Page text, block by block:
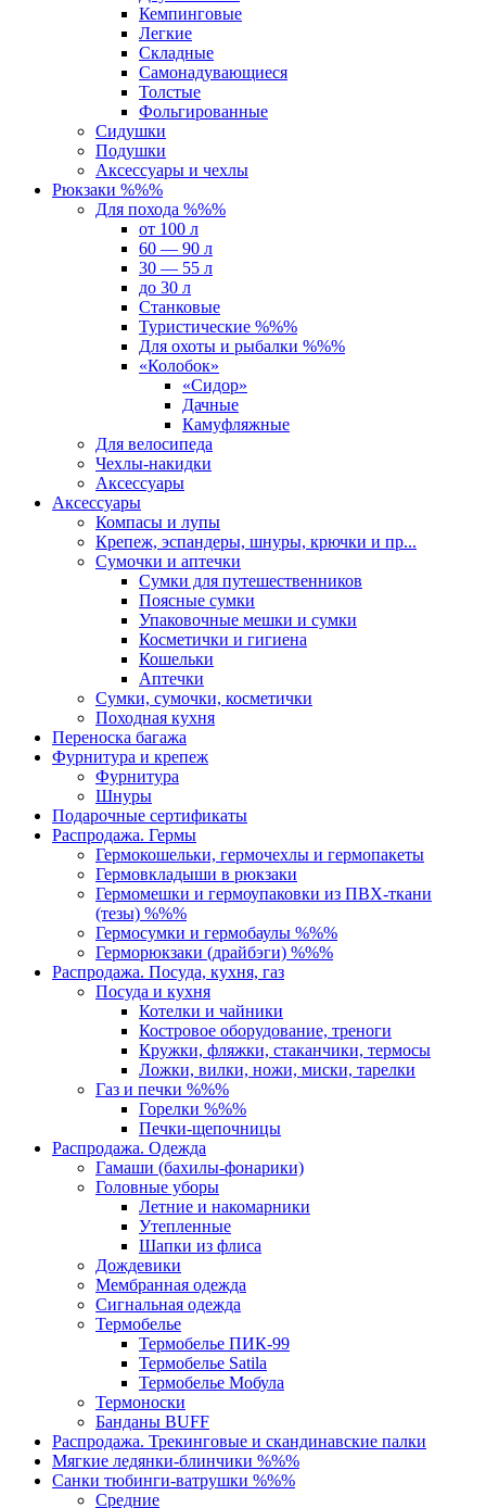
Кемпинговые
Легкие
Складные
Самонадувающиеся
Толстые
Фольгированные
Сидушки
Подушки
Аксессуары и чехлы
Рюкзаки %%%
Для похода %%%
от 100 л
60 — 90 л
30 — 55 л
до 30 л
Станковые
Туристические %%%
Для охоты и рыбалки %%%
«Колобок»
«Сидор»
Дачные
Камуфляжные
Для велосипеда
Чехлы-накидки
Аксессуары
Аксессуары
Компасы и лупы
Крепеж, эспандеры, шнуры, крючки и пр...
Сумочки и аптечки
Сумки для путешественников
Поясные сумки
Упаковочные мешки и сумки
Косметички и гигиена
Кошельки
Аптечки
Сумки, сумочки, косметички
Походная кухня
Переноска багажа
Фурнитура и крепеж
Фурнитура
Шнуры
Подарочные сертификаты
Распродажа. Гермы
Гермокошельки, гермочехлы и гермопакеты
Гермовкладыши в рюкзаки
Гермомешки и гермоупаковки из ПВХ-ткани
(тезы) %%%
Гермосумки и гермобаулы %%%
Герморюкзаки (драйбэги) %%%
Распродажа. Посуда, кухня, газ
Посуда и кухня
Котелки и чайники
Костровое оборудование, треноги
Кружки, фляжки, стаканчики, термосы
Ложки, вилки, ножи, миски, тарелки
Газ и печки %%%
Горелки %%%
Печки-щепочницы
Распродажа. Одежда
Гамаши (бахилы-фонарики)
Головные уборы
Летние и накомарники
Утепленные
Шапки из флиса
Дождевики
Мембранная одежда
Сигнальная одежда
Термобелье
Термобелье ПИК-99
Термобелье Satila
Термобелье Мобула
Термоноски
Банданы BUFF
Распродажа. Трекинговые и скандинавские палки
Мягкие ледянки-блинчики %%%
Санки тюбинги-ватрушки %%%
Средние